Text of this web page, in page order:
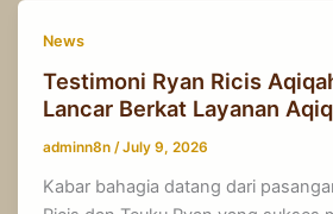
News
Testimoni Ryan Ricis
Lancar Berkat Layanan
adminn8n/July 9, 2026
Kabar bahagia datang dari